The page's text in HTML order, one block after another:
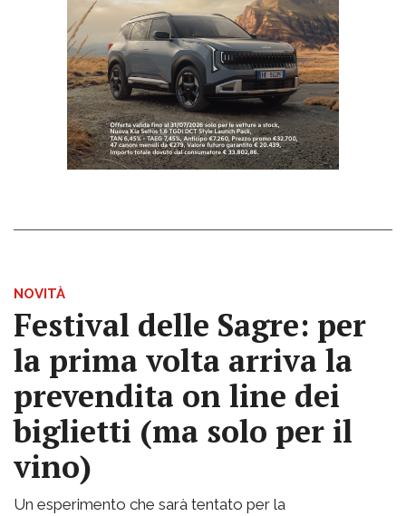
NOVITÀ
Festival delle Sagre: per
la prima volta arriva la
prevendita on line dei
biglietti (ma solo per il
vino)
Un esperimento che sarà tentato per la